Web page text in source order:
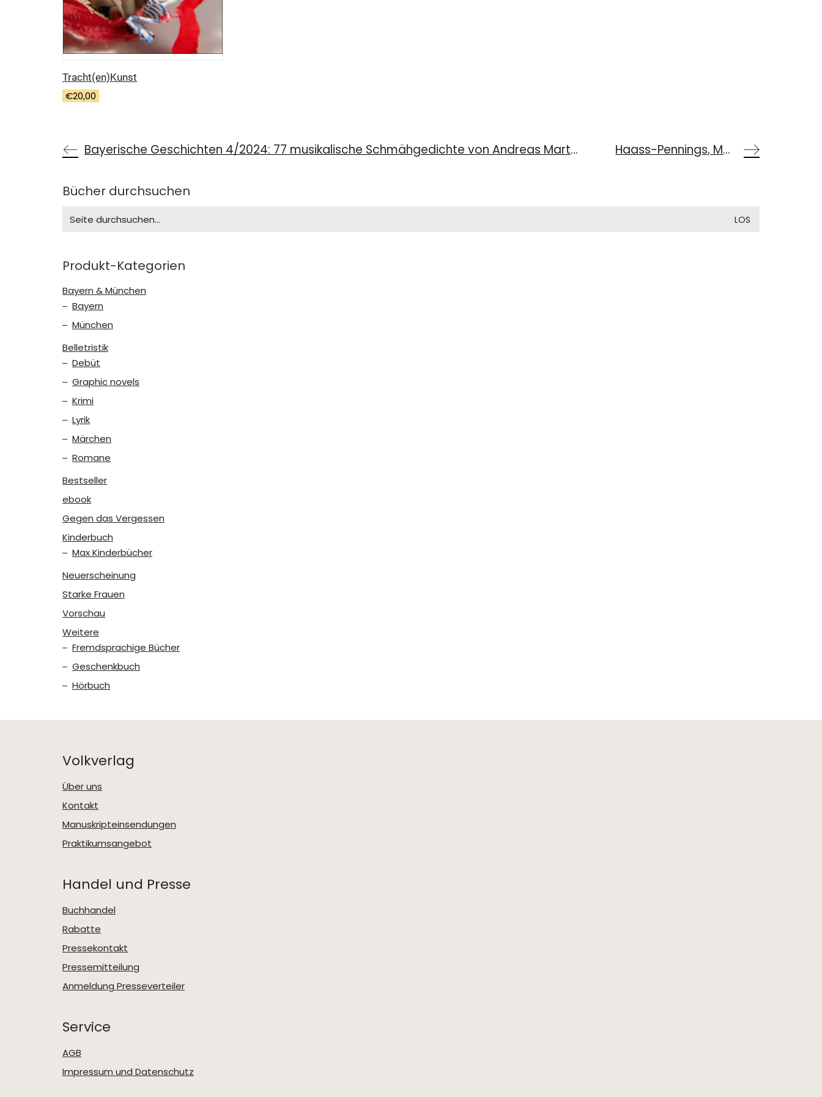
Tracht(en)Kunst
€20,00
Bayerische Geschichten 4/2024: 77 musikalische Schmähgedichte von Andreas Martin Hofmeir Haass-Pennings, Marion
Bücher durchsuchen
for:
Produkt-Kategorien
Bayern & München
Bayern
München
Belletristik
Debüt
Graphic novels
Krimi
Lyrik
Märchen
Romane
Bestseller
ebook
Gegen das Vergessen
Kinderbuch
Max Kinderbücher
Neuerscheinung
Starke Frauen
Vorschau
Weitere
Fremdsprachige Bücher
Geschenkbuch
Hörbuch
Volkverlag
Über uns
Kontakt
Manuskripteinsendungen
Praktikumsangebot
Handel und Presse
Buchhandel
Rabatte
Pressekontakt
Pressemitteilung
Anmeldung Presseverteiler
Service
AGB
Impressum und Datenschutz